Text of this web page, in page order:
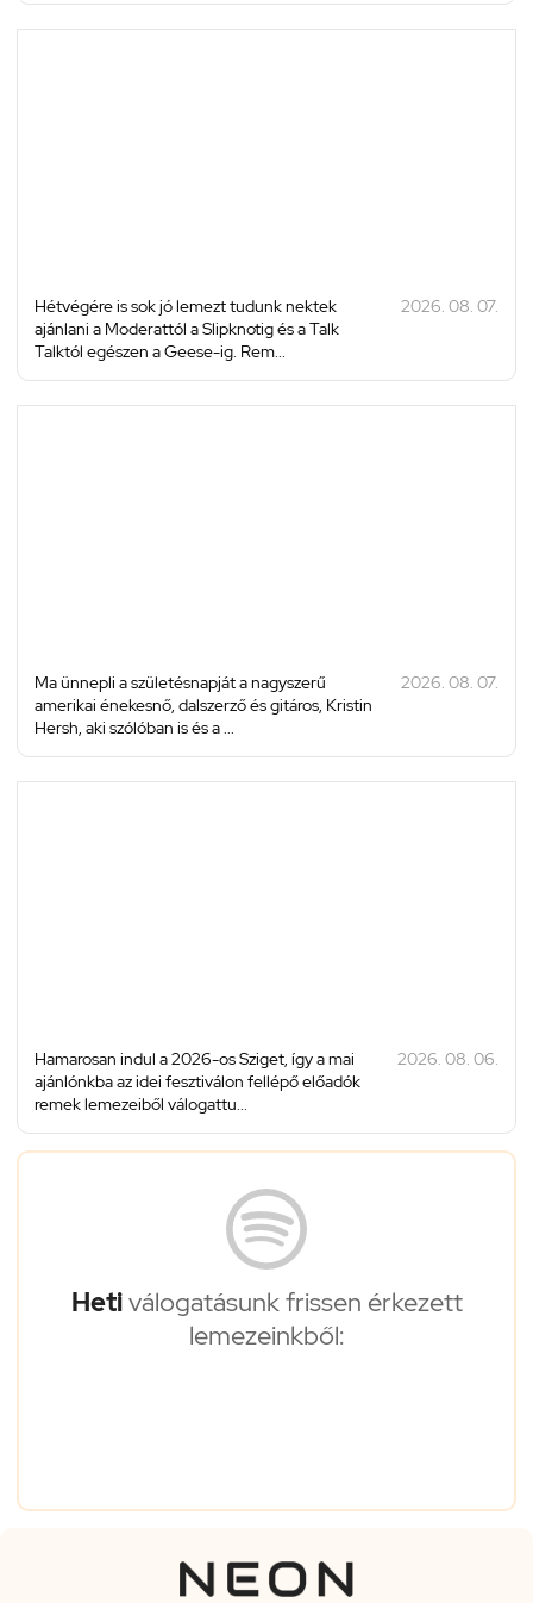
Hétvégére is sok jó lemezt tudunk nektek
ajánlani a Moderattól a Slipknotig és a Talk
Talktól egészen a Geese-ig. Rem...
2026. 08. 07.
Ma ünnepli a születésnapját a nagyszerű
amerikai énekesnő, dalszerző és gitáros, Kristin
Hersh, aki szólóban is és a ...
2026. 08. 07.
Hamarosan indul a 2026-os Sziget, így a mai
ajánlónkba az idei fesztiválon fellépő előadók
remek lemezeiből válogattu...
2026. 08. 06.
Hetiválogatásunk frissen érkezett
lemezeinkből: